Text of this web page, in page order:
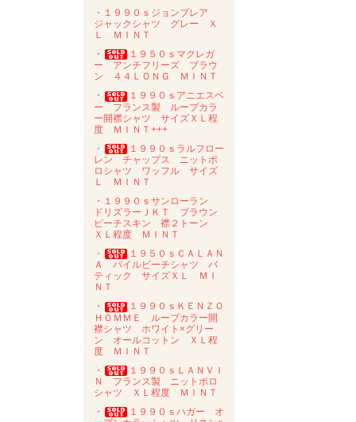
・１９９０ｓジョンブレア
ジャックシャツ グレー Ｘ
Ｌ ＭＩＮＴ
・
１９５０ｓマクレガ
ー アンチフリーズ ブラウ
ン ４４ＬＯＮＧ ＭＩＮＴ
・
１９９０ｓアニエスベ
ー フランス製 ループカラ
ー開襟シャツ サイズＸＬ程
度 ＭＩＮＴ+++
・
１９９０ｓラルフロー
レン チャップス ニットポ
ロシャツ ワッフル サイズ
Ｌ ＭＩＮＴ
・１９９０ｓサンローラン
ドリズラーＪＫＴ ブラウン
ピーチスキン 襟２トーン
ＸＬ程度 ＭＩＮＴ
・
１９５０ｓＣＡＬＡＮ
Ａ パイルビーチシャツ バ
ティック サイズＸＬ ＭＩ
ＮＴ
・
１９９０ｓＫＥＮＺＯ
ＨＯＭＭＥ ループカラー開
襟シャツ ホワイト×グリー
ン オールコットン ＸＬ程
度 ＭＩＮＴ
・
１９９０ｓＬＡＮＶＩ
Ｎ フランス製 ニットポロ
シャツ ＸＬ程度 ＭＩＮＴ
・
１９９０ｓハガー オ